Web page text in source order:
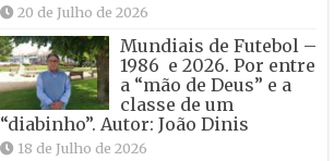
20 de Julho de 2026
Mundiais de Futebol –
1986 e 2026. Por entre
a “mão de Deus” e a
classe de um
“diabinho”. Autor: João Dinis
18 de Julho de 2026